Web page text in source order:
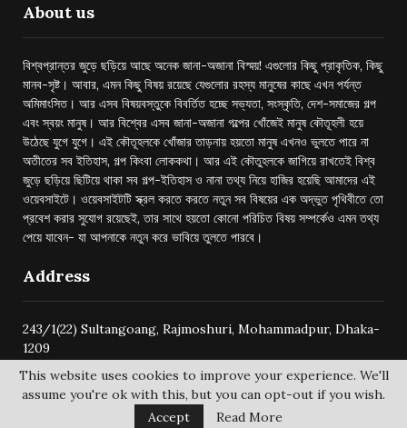
About us
বিশ্বপ্রান্তর জুড়ে ছড়িয়ে আছে অনেক জানা-অজানা বিস্ময়! এগুলোর কিছু প্রাকৃতিক, কিছু
মানব-সৃষ্ট। আবার, এমন কিছু বিষয় রয়েছে যেগুলোর রহস্য মানুষের কাছে এখন পর্যন্ত
অমিমাংসিত। আর এসব বিষয়বস্তুকে বিবর্তিত হচ্ছে সভ্যতা, সংস্কৃতি, দেশ-সমাজের গল্প
এবং স্বয়ং মানুষ। আর বিশ্বের এসব জানা-অজানা গল্পের খোঁজেই মানুষ কৌতূহলী হয়ে
উঠেছে যুগে যুগে। এই কৌতূহলকে খোঁজার তাড়নায় হয়তো মানুষ এখনও ভুলতে পারে না
অতীতের সব ইতিহাস, গল্প কিংবা লোককথা। আর এই কৌতুহলকে জাগিয়ে রাখতেই বিশ্ব
জুড়ে ছড়িয়ে ছিটিয়ে থাকা সব গল্প-ইতিহাস ও নানা তথ্য নিয়ে হাজির হয়েছি আমাদের এই
ওয়েবসাইটে। ওয়েবসাইটটি স্ক্রল করতে করতে নতুন সব বিষয়ের এক অদ্ভুত পৃথিবীতে তো
প্রবেশ করার সুযোগ রয়েছেই, তার সাথে হয়তো কোনো পরিচিত বিষয় সম্পর্কেও এমন তথ্য
পেয়ে যাবেন- যা আপনাকে নতুন করে ভাবিয়ে তুলতে পারবে।
Address
243/1(22) Sultangoang, Rajmoshuri, Mohammadpur, Dhaka-
1209
bishwoprantore.comAll Right Reserved.
This website uses cookies to improve your experience. We'll
assume you're ok with this, but you can opt-out if you wish.
Accept
Read More